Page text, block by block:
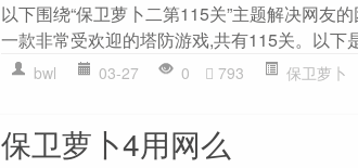
以下围绕“保卫萝卜二第115关”主题解决网友
一款非常受欢迎的塔防游戏,共有115关。以下
bwl 03-27 0 793 保卫萝卜
保卫萝卜4用网么